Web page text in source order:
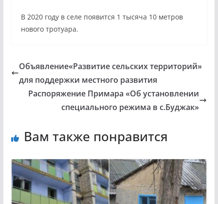
В 2020 году в селе появится 1 тысяча 10 метров
нового тротуара.
Объявление«Развитие сельских территорий»
для поддержки местного развития
Распоряжение Примара «Об установлении
специального режима в с.Буджак»
Вам также понравится